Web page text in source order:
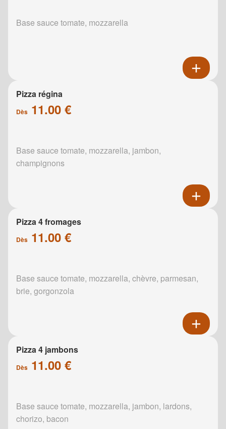
Base sauce tomate, mozzarella
Pizza régina
Dès 11.00 €
Base sauce tomate, mozzarella, jambon,
champignons
Pizza 4 fromages
Dès 11.00 €
Base sauce tomate, mozzarella, chèvre, parmesan,
brie, gorgonzola
Pizza 4 jambons
Dès 11.00 €
Base sauce tomate, mozzarella, jambon, lardons,
chorizo, bacon